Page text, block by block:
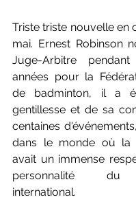
Triste triste nouvelle en
mai. Ernest Robinson
Juge-Arbitre
années pour la
de badminton, il a
gentillesse et de sa
centaines
dans le monde où la
avait un immense
personnalité du
international.